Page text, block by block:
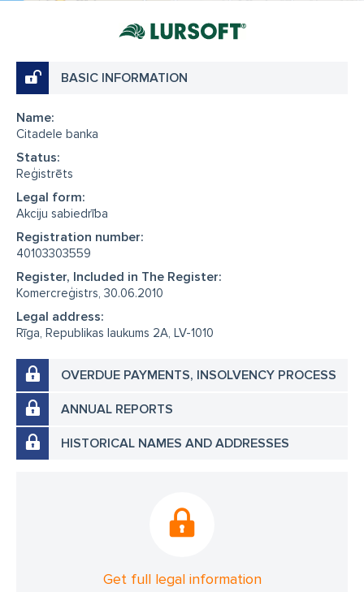
BASIC INFORMATION
Name:
Citadele banka
Status:
Reģistrēts
Legal form:
Akciju sabiedrība
Registration number:
40103303559
Register, Included in The Register:
Komercreģistrs, 30.06.2010
Legal address:
Rīga, Republikas laukums 2A, LV-1010
OVERDUE PAYMENTS, INSOLVENCY PROCESS
ANNUAL REPORTS
HISTORICAL NAMES AND ADDRESSES
Get full legal information